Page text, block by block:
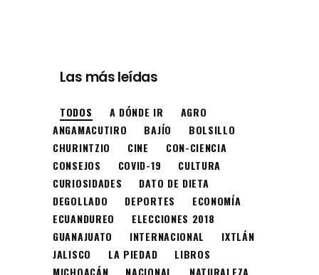
Las más leídas
TODOS A DÓNDE IR
AGRO
ANGAMACUTIRO
BAJÍO
BOLSILLO
CHURINTZIO
CINE
CON-CIENCIA
CONSEJOS
COVID-19
CULTURA
CURIOSIDADES
DATO DE DIETA
DEGOLLADO
DEPORTES
ECONOMÍA
ECUANDUREO
ELECCIONES 2018
GUANAJUATO
INTERNACIONAL
IXTLÁN
JALISCO
LA PIEDAD
LIBROS
MICHOACÁN
NACIONAL NATURALEZA